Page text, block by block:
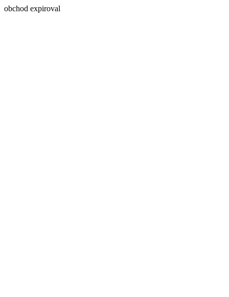
obchod expiroval